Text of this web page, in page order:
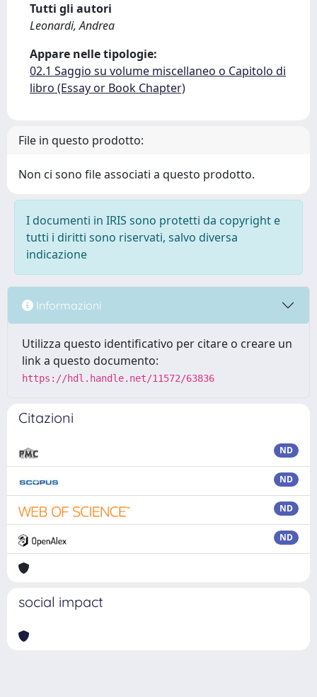
Tutti gli autori
Leonardi, Andrea
Appare nelle tipologie:
02.1 Saggio su volume miscellaneo o Capitolo di
libro (Essay or Book Chapter)
File in questo prodotto:
Non ci sono file associati a questo prodotto.
I documenti in IRIS sono protetti da copyright e
tutti i diritti sono riservati, salvo diversa
indicazione
Informazioni
Utilizza questo identificativo per citare o creare un
link a questo documento:
https://hdl.handle.net/11572/63836
Citazioni
ND
ND
ND
ND
social impact